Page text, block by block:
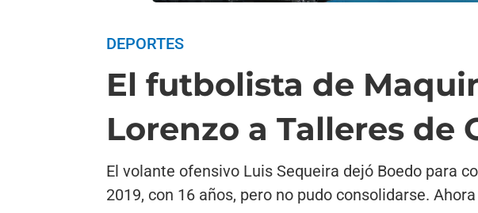
DEPORTES
El futbolista de
Lorenzo a Talleres de
El volante ofensivo Luis Sequeira dejó Boedo para
2019, con 16 años, pero no pudo consolidarse.